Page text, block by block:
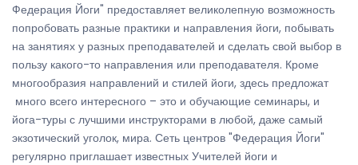
Федерация Йоги" предоставляет великолепную возможность
попробовать разные практики и направления йоги, побывать
на занятиях у разных преподавателей и сделать свой выбор в
пользу какого-то направления или преподавателя. Кроме
многообразия направлений и стилей йоги, здесь предложат
много всего интересного – это и обучающие семинары, и
йога-туры с лучшими инструкторами в любой, даже самый
экзотический уголок, мира. Сеть центров "Федерация Йоги"
регулярно приглашает известных Учителей йоги и